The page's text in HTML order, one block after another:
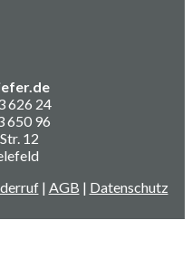
626 24
650 96
12
| AGB | Datenschutz